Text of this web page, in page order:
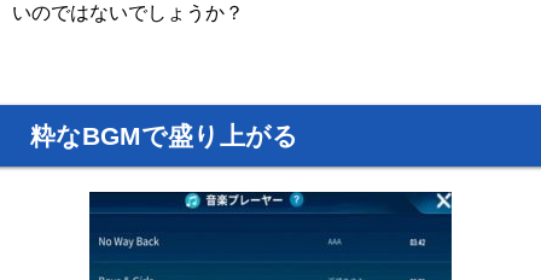
いのではないでしょうか？
粋なBGMで盛り上がる